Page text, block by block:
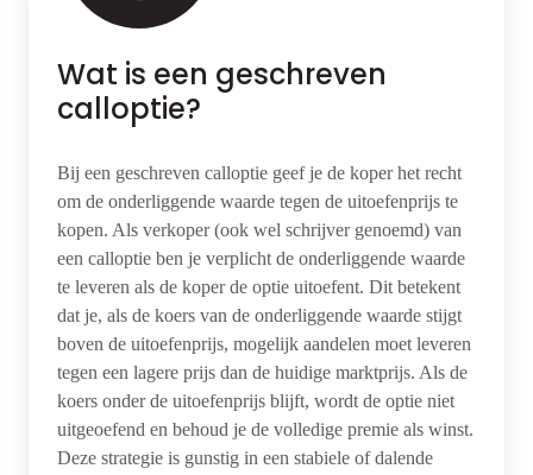
Wat is een geschreven
calloptie?
Bij een geschreven calloptie geef je de koper het recht
om de onderliggende waarde tegen de uitoefenprijs te
kopen. Als verkoper (ook wel schrijver genoemd) van
een calloptie ben je verplicht de onderliggende waarde
te leveren als de koper de optie uitoefent. Dit betekent
dat je, als de koers van de onderliggende waarde stijgt
boven de uitoefenprijs, mogelijk aandelen moet leveren
tegen een lagere prijs dan de huidige marktprijs. Als de
koers onder de uitoefenprijs blijft, wordt de optie niet
uitgeoefend en behoud je de volledige premie als winst.
Deze strategie is gunstig in een stabiele of dalende